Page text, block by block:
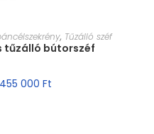
, Tűzálló széf
tűzálló bútorszéf
455 000 Ft